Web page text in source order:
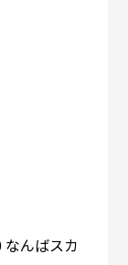
んばスカ